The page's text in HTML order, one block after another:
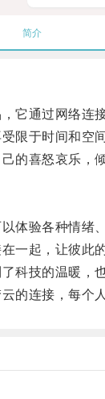
简介
通过网络连接
于时间和空间
喜怒哀乐，倾
验各种情绪、
起，让彼此的
技的温暖，也
连接，每个人